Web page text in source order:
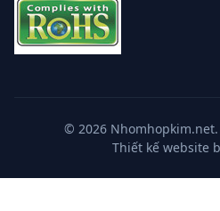
© 2026
Thiết kế website